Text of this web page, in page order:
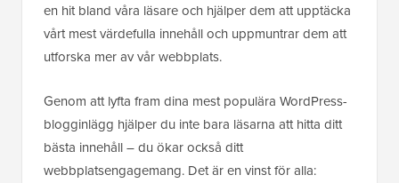
en hit bland våra läsare och hjälper dem att upptäcka
vårt mest värdefulla innehåll och uppmuntrar dem att
utforska mer av vår webbplats.
Genom att lyfta fram dina mest populära WordPress-
blogginlägg hjälper du inte bara läsarna att hitta ditt
bästa innehåll – du ökar också ditt
webbplatsengagemang. Det är en vinst för alla: